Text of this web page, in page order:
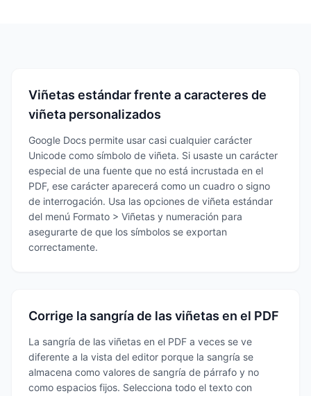
Viñetas estándar frente a caracteres de
viñeta personalizados
Google Docs permite usar casi cualquier carácter
Unicode como símbolo de viñeta. Si usaste un carácter
especial de una fuente que no está incrustada en el
PDF, ese carácter aparecerá como un cuadro o signo
de interrogación. Usa las opciones de viñeta estándar
del menú Formato > Viñetas y numeración para
asegurarte de que los símbolos se exportan
correctamente.
Corrige la sangría de las viñetas en el PDF
La sangría de las viñetas en el PDF a veces se ve
diferente a la vista del editor porque la sangría se
almacena como valores de sangría de párrafo y no
como espacios fijos. Selecciona todo el texto con